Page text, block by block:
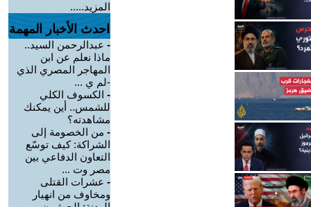
المزيد.....
احدث الأخبار المهمة
- عبدالرحمن السيد..
ماذا نعلم عن ابن
المهاجر المصري الذي
-لم ي ...
- الكسوف الكلي
للشمس.. أين يمكنك
مشاهدته؟
- من الخصومة إلى
الشراكة: كيف توسّع
التعاون الدفاعي بين
مصر وت ...
- عشرات القتلى
ومخاوف من انهيار